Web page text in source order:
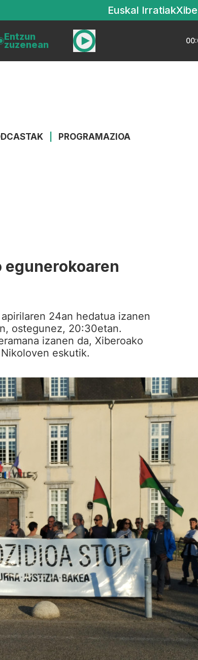
Euskal Irratiak
Entzun
zuzenean
PROGRAMAZIOA
egunerokoaren
24an hedatua izanen
ostegunez, 20:30etan.
izanen da, Xiberoako
eskutik.